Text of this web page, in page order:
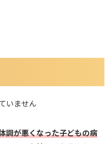
いません
調が悪くなった子どもの病